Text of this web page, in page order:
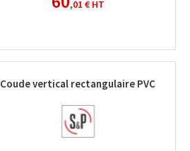
,01 €HT
Coude vertical rectangulaire PVC